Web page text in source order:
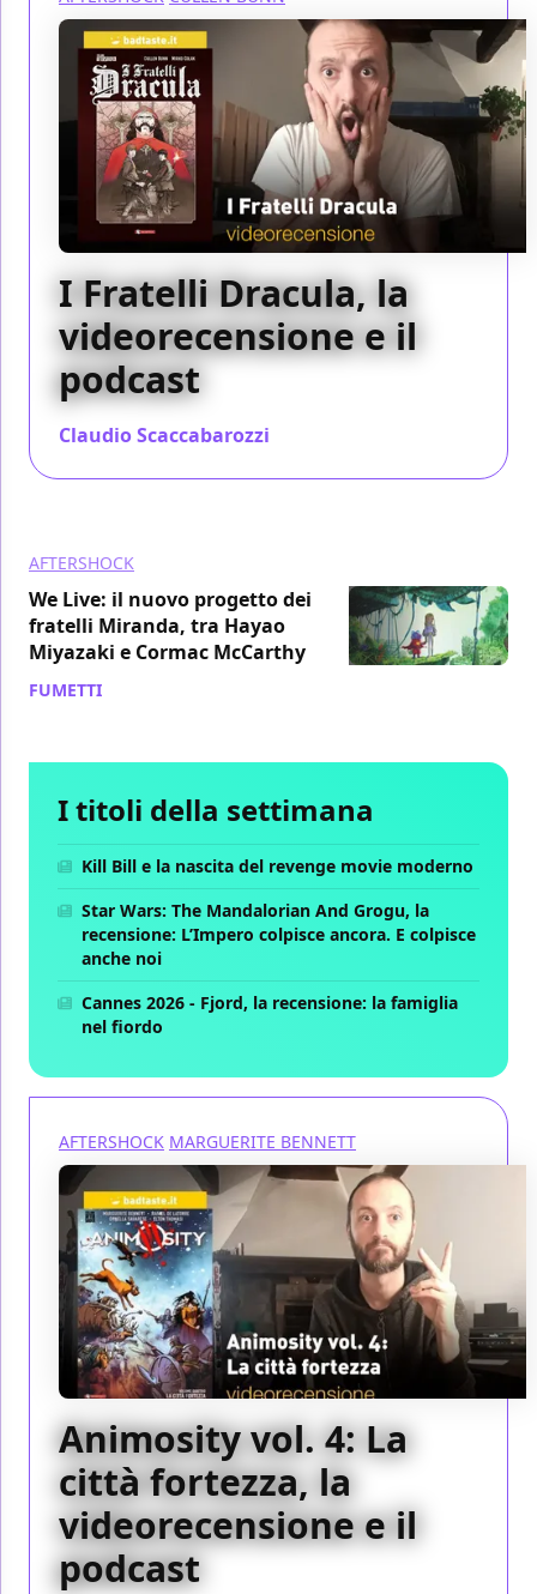
I Fratelli Dracula, la
videorecensione e il
podcast
Claudio Scaccabarozzi
AFTERSHOCK
We Live: il nuovo progetto dei
fratelli Miranda, tra Hayao
Miyazaki e Cormac McCarthy
FUMETTI
I titoli della settimana
Kill Bill e la nascita del revenge movie moderno
Star Wars: The Mandalorian And Grogu, la
recensione: L’Impero colpisce ancora. E colpisce
anche noi
Cannes 2026 - Fjord, la recensione: la famiglia
nel fiordo
AFTERSHOCK MARGUERITE BENNETT
Animosity vol. 4: La
città fortezza, la
videorecensione e il
podcast